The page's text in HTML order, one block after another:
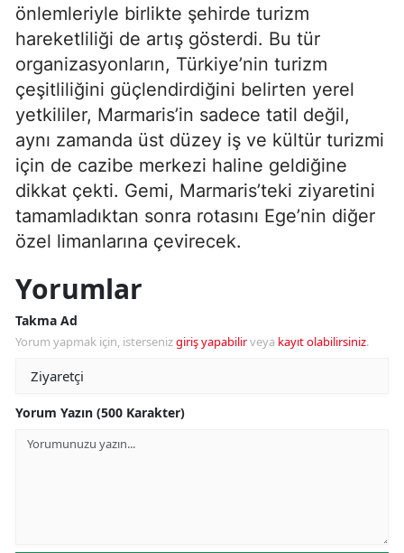
önlemleriyle birlikte şehirde turizm
hareketliliği de artış gösterdi. Bu tür
organizasyonların, Türkiye’nin turizm
çeşitliliğini güçlendirdiğini belirten yerel
yetkililer, Marmaris’in sadece tatil değil,
aynı zamanda üst düzey iş ve kültür turizmi
için de cazibe merkezi haline geldiğine
dikkat çekti. Gemi, Marmaris’teki ziyaretini
tamamladıktan sonra rotasını Ege’nin diğer
özel limanlarına çevirecek.
Yorumlar
Takma Ad
Yorum yapmak için, istersenizgiriş yapabilirveya kayıt olabilirsiniz.
Yorum Yazın (500 Karakter)